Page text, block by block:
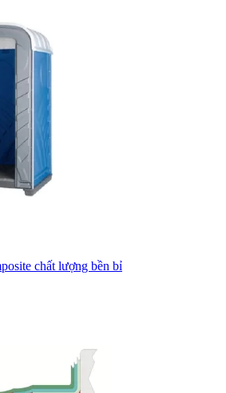
chất lượng bền bỉ